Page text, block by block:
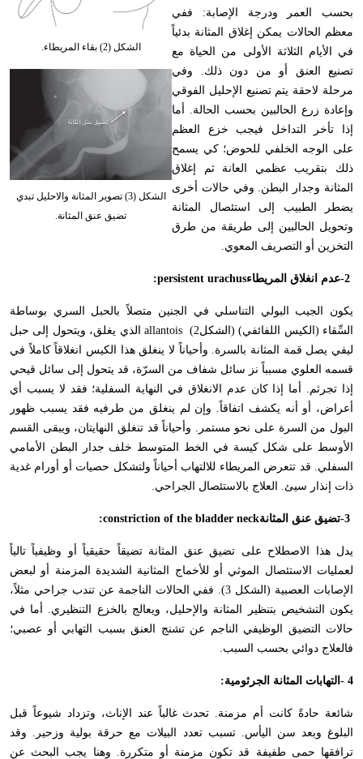
الشكل (2) بقاء المريطاء.
الشكل (3) تصوير المثانة والاحليل تبدي
تضيق عنق المثانة.
بحسب العمر ودرجة الإصابة: ففي
معظم الحالات يمكن إغلاق المثانة بدئياً
في الأيام الثلاثة الأولى من الحياة مع
تصنيع العنق أو من دون ذلك. وفي
مرحلة لاحقة يتم تصنيع الإحليل الفوقي
وإعادة زرع الحالبين بحسب الحالة. أما
إذا تأخر التداخل فيجب خزع العظم
على الوجه الخلفي للحوض؛ كي يسمح
ذلك بتقريب عظمي العانة ثم إغلاق
المثانة وجدار البطن. وفي حالات أخرى
يضطر الطبيب إلى استئصال المثانة
وتحويل الحالبين إلى طريقة من طرق
التخزين أو التصريف المعوي.
-2عدم انغلاق المريطاء:persistent urachus
يكون الجيب البولي التناسلي في الجنين متصلاً بالحبل السري بوساطة
السِّقاء (الكيس اللفائفي) (الشكل2)
allantois الذي يغلق، ويتحول إلى حبل
ليفي يصل قمة المثانة بالسرة. وأحياناً لا ينغلق هذا الكيس انغلاقاً كاملاً في
قسمه العلوي مسبباً نز سائل شفاف من السرّة، قد يتحول إلى سائل قيحي
إذا تجرثم. أما إذا كان عدم الانغلاق في النهاية السفلية؛ فقد لا يسبب أي
أعراض، أو أنه يكشف اتفاقاً. وإن لم ينغلق من طرفيه فقد يسبب ظهور
البول من السرة على نحو مستمر. وأحياناً قد تنغلق النهايتان، ويبقى القسم
الأوسط على شكل كيسة في الخط المتوسط خلف جدار البطن الأمامي
السفلي. قد تتعرض المريطاء للالتهاب أحياناً ولتشكل حصيات أو أورام غدية
ذات إنذار سيئ. العلاج بالاستئصال الجراحي.
-3تضيق عنق المثانة:constriction of the bladder neck
يدل هذا الاصطلاح على تضيق عنق المثانة تضيقاً حقيقياً أو وظيفياً تالياً
لعمليات الاستئصال الموثي أو للأخماج المثانية الشديدة المزمنة أو لبعض
الإصابات العصبية (الشكل 3). ففي الحالات الناجمة عن تندب جراحي مثلاً،
يكون التشخيص بتنظير المثانة والإحليل، ويعالج بالخزع التنظيري. أما في
حالات التضيق الوظيفي الناجم عن تشنج العنق بسبب التهابي أو عصبي؛
فالعلاج دوائي بحسب السبب.
- 4 التهابات المثانة الجرثومية:
شائعة حادةً كانت أم مزمنة. تحدث غالباً عند الإناث، وتزداد شيوعاً قبل
البلوغ وبعد سن اليأس. تسبب تعدد البيلات مع حرقة بولية وزحير. وقد
ترافقها حمى طفيفة قد تكون مزمنة أو متكررة. وهنا يجب البحث عن